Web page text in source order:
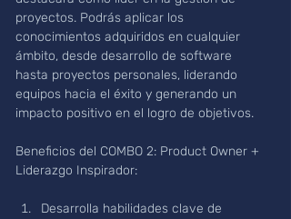
proyectos. Podrás aplicar los
conocimientos adquiridos en cualquier
ámbito, desde desarrollo de software
hasta proyectos personales, liderando
equipos hacia el éxito y generando un
impacto positivo en el logro de objetivos.
Beneficios del COMBO 2: Product Owner +
Liderazgo Inspirador:
Desarrolla habilidades clave de